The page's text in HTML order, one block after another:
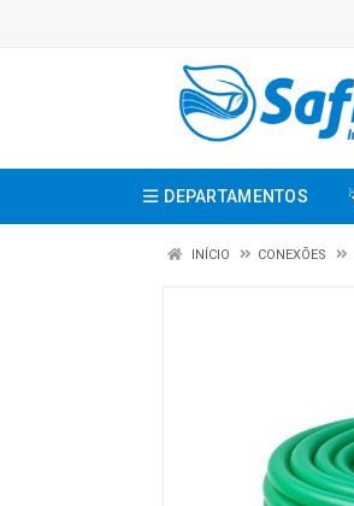
DEPARTAMENTOS
INÍCIO CONEXÕES